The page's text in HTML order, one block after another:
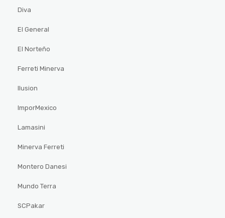
Diva
El General
El Norteño
Ferreti Minerva
Ilusion
ImporMexico
Lamasini
Minerva Ferreti
Montero Danesi
Mundo Terra
SCPakar